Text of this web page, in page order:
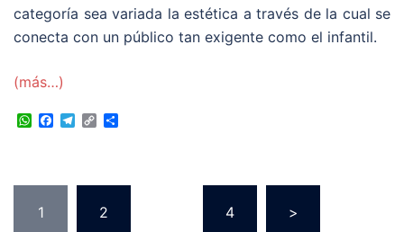
categoría sea variada la estética a través de la cual se
conecta con un público tan exigente como el infantil.
(más…)
WhatsApp
Facebook
Telegram
Copy
1 2 4 >